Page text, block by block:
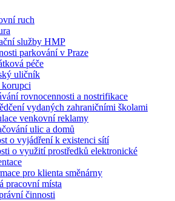
ruch
služby HMP
parkování v Praze
péče
uličník
rovnocennosti a nostrifikace
vydaných zahraničními školami
venkovní reklamy
ulic a domů
o vyjádření k existenci sítí
o využití prostředků elektronické
pro klienta směnárny
pracovní místa
činnosti